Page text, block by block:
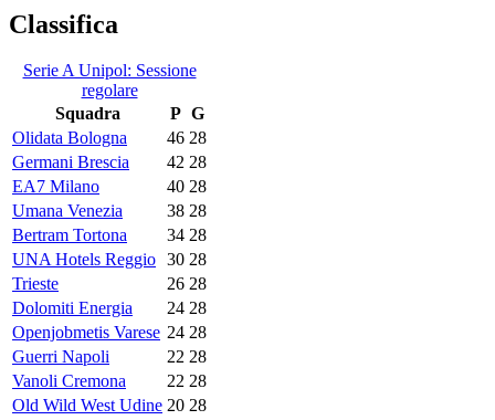
Classifica
Serie A Unipol: Sessione
regolare
Squadra
P G
Olidata Bologna
46 28
Germani Brescia
42 28
EA7 Milano
40 28
Umana Venezia
38 28
Bertram Tortona
34 28
UNA Hotels Reggio 30 28
Trieste
26 28
Dolomiti Energia
24 28
Openjobmetis Varese 24 28
Guerri Napoli
22 28
Vanoli Cremona
22 28
Old Wild West Udine 20 28